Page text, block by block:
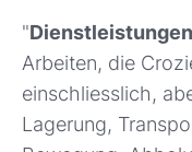
"Dienstleistungen
Arbeiten, die
einschliesslich,
Lagerung,